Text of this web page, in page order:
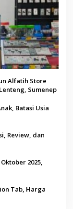
Alfatih Store
Sumenep
Batasi Usia
Review, dan
2025,
Tab, Harga